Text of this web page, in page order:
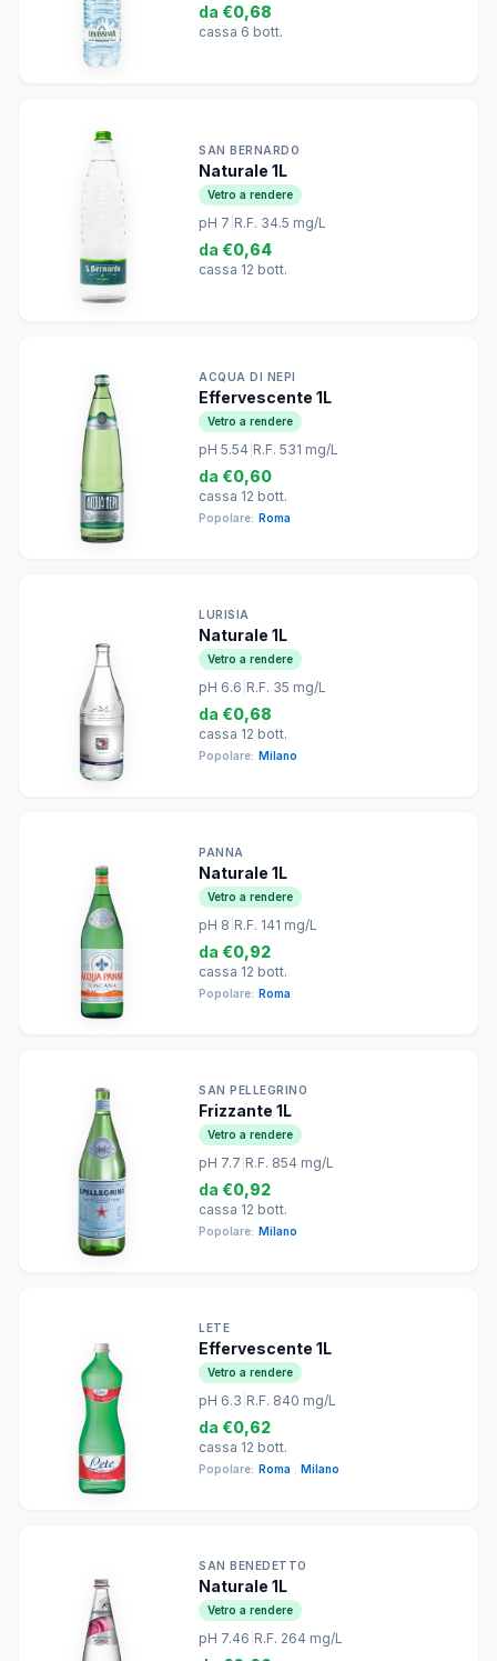
da €0,68
cassa 6 bott.
SAN BERNARDO
Naturale 1L
Vetro a rendere
pH 7 R.F. 34.5 mg/L
da €0,64
cassa 12 bott.
ACQUA DI NEPI
Effervescente 1L
Vetro a rendere
pH 5.54 R.F. 531 mg/L
da €0,60
cassa 12 bott.
Popolare: Roma
LURISIA
Naturale 1L
Vetro a rendere
pH 6.6 R.F. 35 mg/L
da €0,68
cassa 12 bott.
Popolare: Milano
PANNA
Naturale 1L
Vetro a rendere
pH 8 R.F. 141 mg/L
da €0,92
cassa 12 bott.
Popolare: Roma
SAN PELLEGRINO
Frizzante 1L
Vetro a rendere
pH 7.7 R.F. 854 mg/L
da €0,92
cassa 12 bott.
Popolare: Milano
LETE
Effervescente 1L
Vetro a rendere
pH 6.3 R.F. 840 mg/L
da €0,62
cassa 12 bott.
Popolare: Roma Milano
SAN BENEDETTO
Naturale 1L
Vetro a rendere
pH 7.46 R.F. 264 mg/L